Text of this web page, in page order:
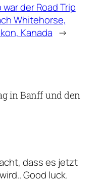
war der Road Trip
Whitehorse,
Kanada →
in Banff und den
dass es jetzt
Good luck.